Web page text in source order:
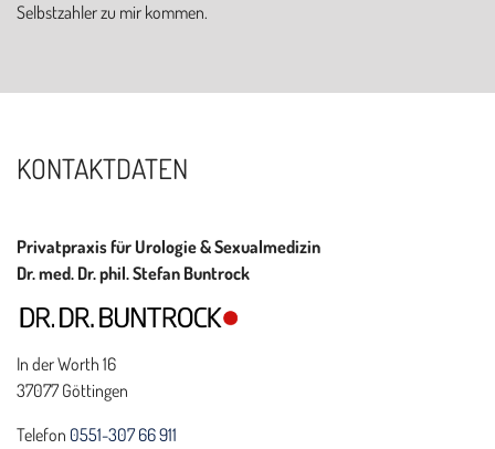
Selbstzahler zu mir kommen.
KONTAKTDATEN
Privatpraxis für Urologie & Sexualmedizin
Dr. med. Dr. phil. Stefan Buntrock
In der Worth 16
37077 Göttingen
Telefon 0551-307 66 911